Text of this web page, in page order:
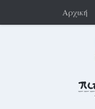
Αρχική